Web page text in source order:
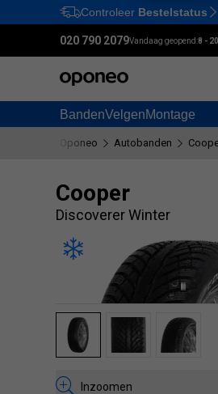
Controleer Bestelstatus
020 790 2079Vandaag geopend:8 - 20
BandenVelgenMontage
Oponeo Autobanden
Cooper
Discoverer Winter
Inzoomen